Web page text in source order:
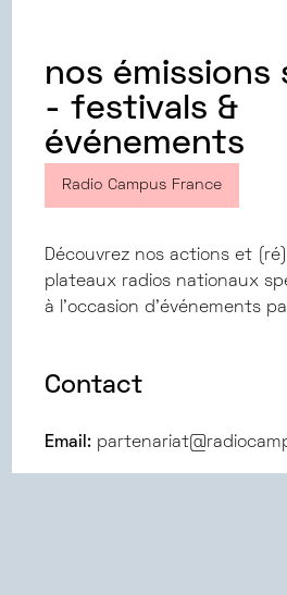
nos émissions
- festivals &
événements
Radio Campus France
Découvrez nos actions et
plateaux radios nationaux
à l'occasion d'événements
Contact
Email: